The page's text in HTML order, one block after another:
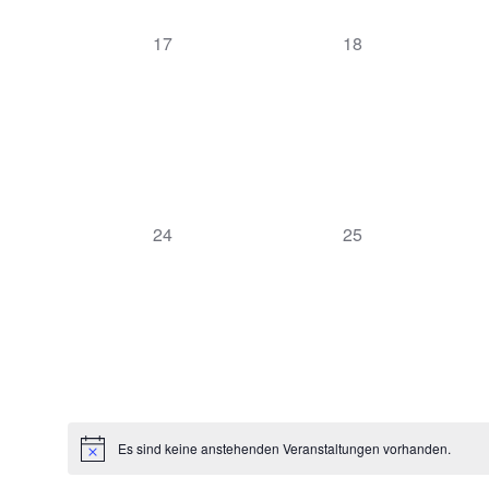
0 Veranstaltungen,
17 0 Veranstaltungen,
18
0 Veranstaltungen,
24 0 Veranstaltungen,
25
Es sind keine anstehenden Veranstaltungen vorhanden.